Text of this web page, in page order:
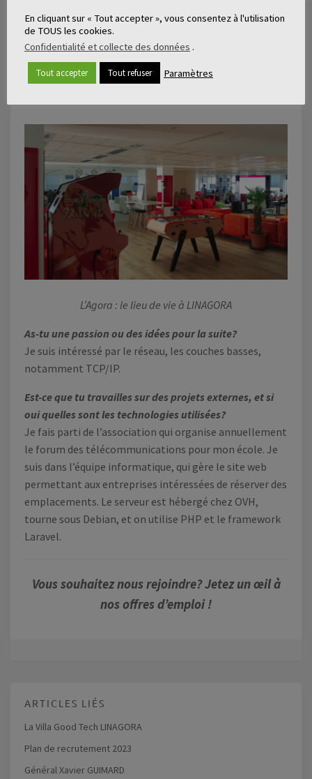
Qu’est-ce que tu as le plus apprécié?
L’ambiance de travail détendue et les activités pour se
détendre lors de la pause déjeuner, comme le Baby
Foot. Peu d’entreprises ont une telle qualité de vie au
L’Agora : le lieu de vie à LINAGORA
As-tu une passion ou des idées pour la suite?
Je suis intéressé par le réseau, les couches basses,
notamment TCP/IP.
Est-ce que tu travailles sur des projets externes, et si
oui quelles sont les technologies utilisées?
Je fais parti de l’association qui organise annuellement
le forum des télécommunications pour mon école. Je
suis dans l’équipe informatique, qui gère le site web
permettant aux entreprises intéressées de réserver des
emplacements. Le serveur est hébergé chez OVH,
tourne sous Debian, et on utilise PHP et le framework
Laravel.
Vous souhaitez nous rejoindre? Jetez un œil à
nos offres d’emploi !
ARTICLES LIÉS
La Villa Good Tech LINAGORA
Plan de recrutement 2023
Général Xavier GUIMARD
En cliquant sur « Tout accepter », vous consentez à l'utilisation
de TOUS les cookies.
Confidentialité et collecte des données .
Tout accepter Tout refuser Paramètres